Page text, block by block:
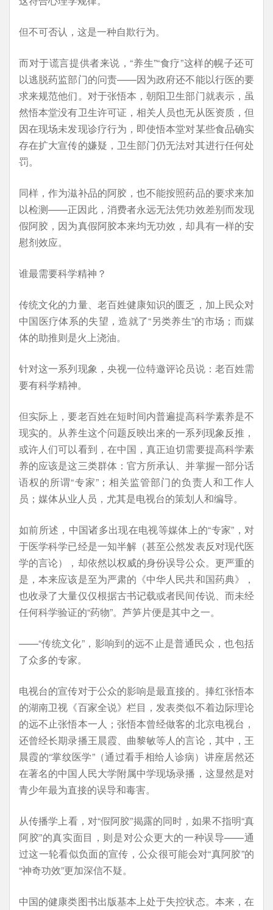
但不可否认，这是一种自欺行为。
而对于谎言提供者来说，“养生”“食疗”这样的幌子还可
以逃脱药监部门的问责——因为政府还不能以行医的要
求来规范他们。对于张悟本，朝阳卫生部门就表示，虽
然悟本堂没有卫生许可证，相关人员也无从医资质，但
因在现场未发现诊疗行为，即使悟本堂对某些食品确实
存在扩大宣传的嫌疑，卫生部门仍无法对其进行任何处
罚。
同样，作为滋补品的阿胶，也不能按照药品的要求来加
以检测——正因此，消费者永远无法凭功效差别而发现
假阿胶，因为真假阿胶本来均无功效，却具有一样的安
慰剂效应。
谁最需要科学精神？
传统文化的力量、老百姓健康知识的匮乏，加上民众对
中国医疗体系的失望，造就了“另类养生”的市场；而媒
体的助推则是火上浇油。
针对这一系列现象，央视一位特邀评论员说：老百姓需
要有科学精神。
但实际上，要老百姓在短时间内普遍提高科学素养是不
现实的。从养生这个问题反映出来的一系列现象反推，
或许人们可以看到，在中国，真正迫切需要提高科学素
养的应该是这三类群体：官方所承认、并掌握一部分话
语权的所谓“专家”；相关监管部门的负责人和工作人
员；媒体从业人员，尤其是电视台的策划人和编导。
如前所述，中国诸多出现在电视等媒体上的“专家”，对
于医学科学已经是一知半解（甚至公然发表反对现代医
学的言论），却依然以权威的身份误导公众。更严重的
是，本来应该是至为严肃的《中华人民共和国药典》，
也收录了大量仅仅根据古书记载或者民间传说、而未经
任何科学验证的“药物”。芦笋片便是其中之一。
——“传统文化”，影响到的远不止是普通民众，也包括
了众多的专家。
电视台的宣传对于公众的影响是最直接的。捧红张悟本
的湖南卫视《百家全说》栏目，发表类似不着边际理论
的远不止张悟本一人；张悟本曾经做客的北京电视台，
还曾经长期录播王晨霞、曲黎敏等人的言论，其中，王
晨霞的“掌纹医学”（通过看手相给人诊病）讲座居然还
在著名的中国人民大学附属中学现场录播，这显然是对
青少年最为直接的误导和毒害。
从传播学上看，对“假阿胶”揭露的同时，如果不指明“真
阿胶”的真实面目，则是对公众更大的一种误导——通
过这一轮看似负面的宣传，公众很可能会对“真阿胶”的
“神奇功效”更加深信不疑。
中国的健康类图书出版基本上处于失控状态。本来，在